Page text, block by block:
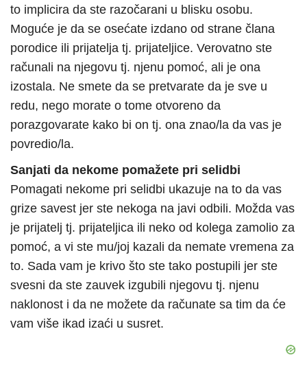
to implicira da ste razočarani u blisku osobu.
Moguće je da se osećate izdano od strane člana
porodice ili prijatelja tj. prijateljice. Verovatno ste
računali na njegovu tj. njenu pomoć, ali je ona
izostala. Ne smete da se pretvarate da je sve u
redu, nego morate o tome otvoreno da
porazgovarate kako bi on tj. ona znao/la da vas je
povredio/la.
Sanjati da nekome pomažete pri selidbi
Pomagati nekome pri selidbi ukazuje na to da vas
grize savest jer ste nekoga na javi odbili. Možda vas
je prijatelj tj. prijateljica ili neko od kolega zamolio za
pomoć, a vi ste mu/joj kazali da nemate vremena za
to. Sada vam je krivo što ste tako postupili jer ste
svesni da ste zauvek izgubili njegovu tj. njenu
naklonost i da ne možete da računate sa tim da će
vam više ikad izaći u susret.